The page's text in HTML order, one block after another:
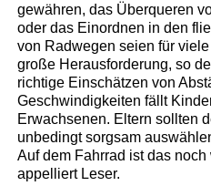
gewähren, das Überqueren
oder das Einordnen in den
von Radwegen seien für
große Herausforderung, so
richtige Einschätzen von
Geschwindigkeiten fällt
Erwachsenen. Eltern sollten
unbedingt sorgsam
Auf dem Fahrrad ist das
appelliert Leser.